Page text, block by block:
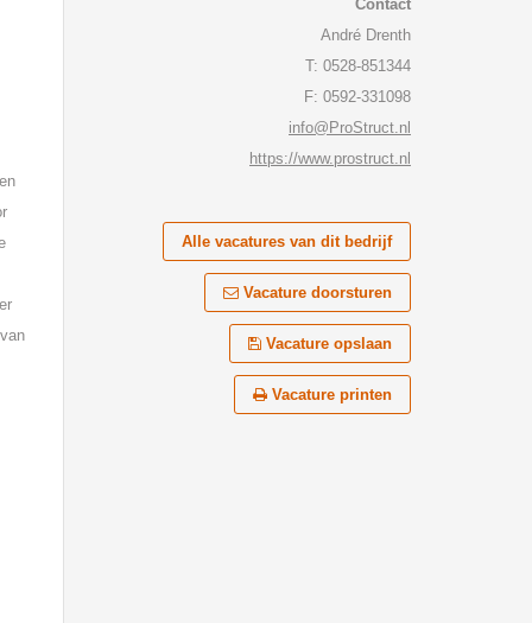
Contact
André Drenth
T: 0528-851344
F: 0592-331098
info@ProStruct.nl
https://www.prostruct.nl
Alle vacatures van dit bedrijf
Vacature doorsturen
Vacature opslaan
Vacature printen